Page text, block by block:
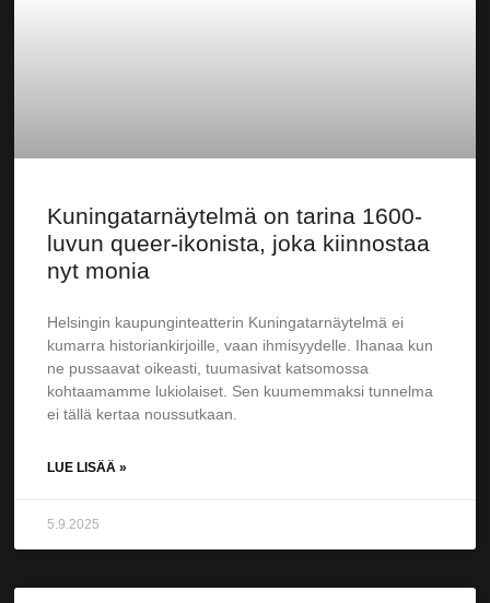
Kuningatarnäytelmä on tarina 1600-
luvun queer-ikonista, joka kiinnostaa
nyt monia
Helsingin kaupunginteatterin Kuningatarnäytelmä ei
kumarra historiankirjoille, vaan ihmisyydelle. Ihanaa kun
ne pussaavat oikeasti, tuumasivat katsomossa
kohtaamamme lukiolaiset. Sen kuumemmaksi tunnelma
ei tällä kertaa noussutkaan.
LUE LISÄÄ »
5.9.2025